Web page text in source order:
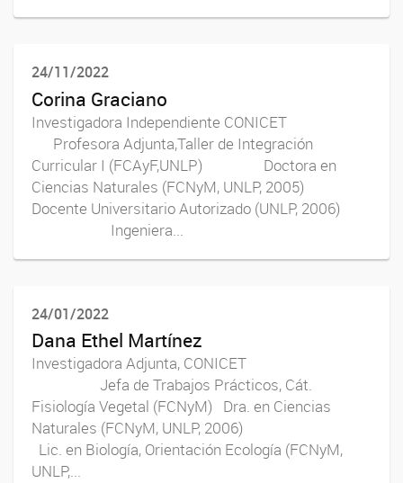
24/11/2022
Corina Graciano
Investigadora Independiente CONICET
Profesora Adjunta,Taller de Integración
Curricular I (FCAyF,UNLP) Doctora en
Ciencias Naturales (FCNyM, UNLP, 2005)
Docente Universitario Autorizado (UNLP, 2006)
Ingeniera...
24/01/2022
Dana Ethel Martínez
Investigadora Adjunta, CONICET
Jefa de Trabajos Prácticos, Cát.
Fisiología Vegetal (FCNyM) Dra. en Ciencias
Naturales (FCNyM, UNLP, 2006)
Lic. en Biología, Orientación Ecología (FCNyM,
UNLP,...